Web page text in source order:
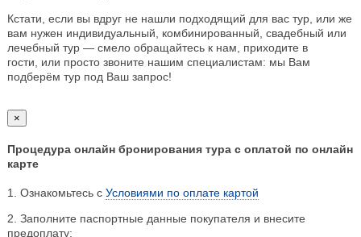
Кстати, если вы вдруг не нашли подходящий для вас тур, или же
вам нужен индивидуальный, комбинированный, свадебный или
лечебный тур — смело обращайтесь к нам, приходите в
гости, или просто звоните нашим специалистам: мы Вам
подберём тур под Ваш запрос!
×
Процедура онлайн бронирования тура с оплатой по онлайн
карте
1. Ознакомьтесь с Условиями по оплате картой
2. Заполните паспортные данные покупателя и внесите
предоплату;